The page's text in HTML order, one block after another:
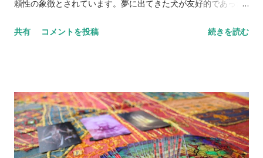
す。 高い場所からの落下: 失敗や不安、自己評価の低下を表し
蛇: 知恵や再生を象徴しますが、裏切りや恐怖を意味する...
頼性の象徴とされています。夢に出てきた犬が友好的であった
ことを示唆しているかもしれません。 自由と冒険心 犬は野生の
ります。 恐れや疑念 犬が唸り声を出している場合や、威嚇的な
態度をとっている場合、それはあなたの中に恐れや疑念がある
ことを示唆しています。この夢を見た場合は、自分自身が感じ
ている不安や緊張を見つめ直すことが必要かもしれません。 ヒ
共有 コメントを投稿 続きを読む